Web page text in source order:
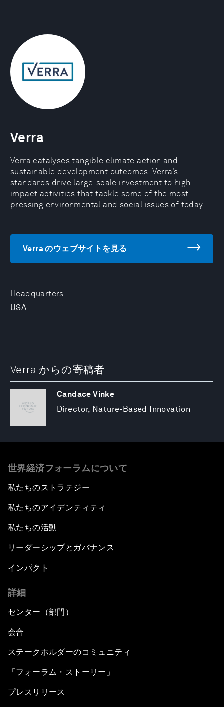
Headquarters
USA
Verra
Verra catalyses tangible climate action and
sustainable development outcomes. Verra’s
standards drive large-scale investment to high-
impact activities that tackle some of the most
pressing environmental and social issues of today.
Verra のウェブサイトを見る
Verra からの寄稿者
Candace Vinke
Director, Nature-Based Innovation
世界経済フォーラムについて
私たちのストラテジー
私たちのアイデンティティ
私たちの活動
リーダーシップとガバナンス
インパクト
詳細
センター（部門）
会合
ステークホルダーのコミュニティ
「フォーラム・ストーリー」
プレスリリース